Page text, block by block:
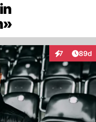
7
Interaktionen
89d